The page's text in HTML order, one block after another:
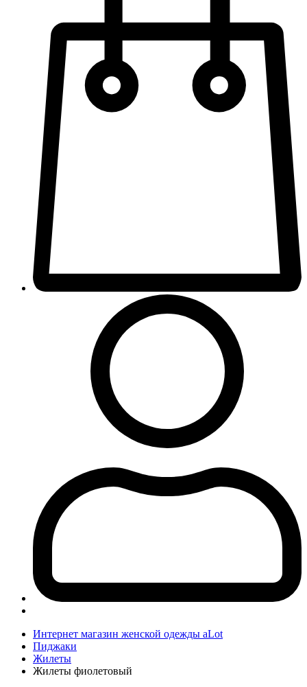
Интернет магазин женской одежды aLot
Пиджаки
Жилеты
Жилеты фиолетовый